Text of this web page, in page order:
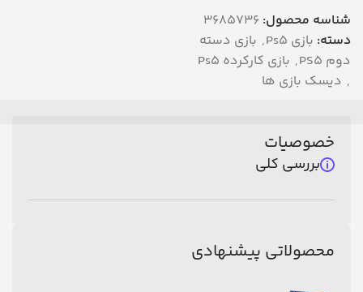
شناسه محصول: 3685736
دسته: بازی Ps5 , بازی دسته
دوم PS5
, بازی کارکرده Ps5
, دیسک بازی ها
خصوصیات
بررسی کلی
محصولاتی پیشنهادی